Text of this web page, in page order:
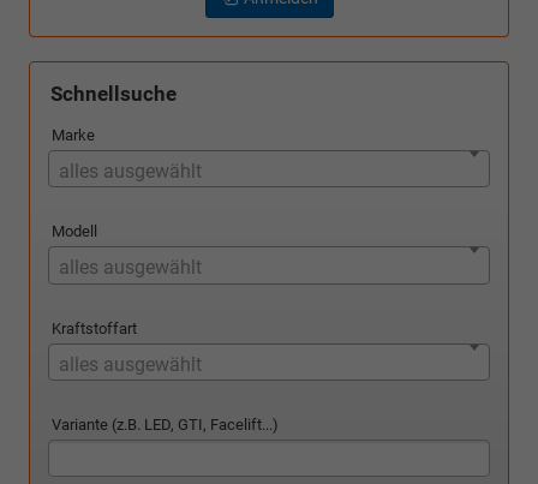
Schnellsuche
Marke
alles ausgewählt
Modell
alles ausgewählt
Kraftstoffart
alles ausgewählt
Variante (z.B. LED, GTI, Facelift...)